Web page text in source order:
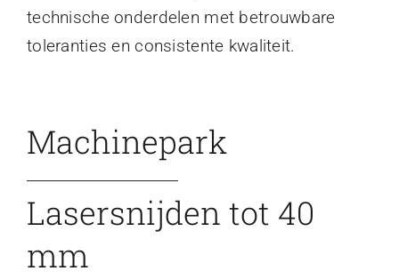
technische onderdelen met betrouwbare
toleranties en consistente kwaliteit.
Machinepark
Lasersnijden tot 40
mm